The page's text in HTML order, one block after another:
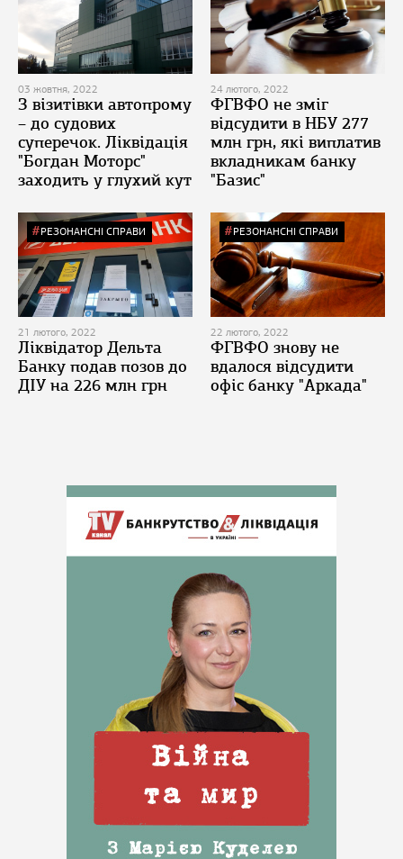
03 жовтня, 2022
З візитівки автопрому
– до судових
суперечок. Ліквідація
"Богдан Моторс"
заходить у глухий кут
24 лютого, 2022
ФГВФО не зміг
відсудити в НБУ 277
млн грн, які виплатив
вкладникам банку
"Базис"
РЕЗОНАНСНІ СПРАВИ
21 лютого, 2022
Ліквідатор Дельта
Банку подав позов до
ДІУ на 226 млн грн
РЕЗОНАНСНІ СПРАВИ
22 лютого, 2022
ФГВФО знову не
вдалося відсудити
офіс банку "Аркада"